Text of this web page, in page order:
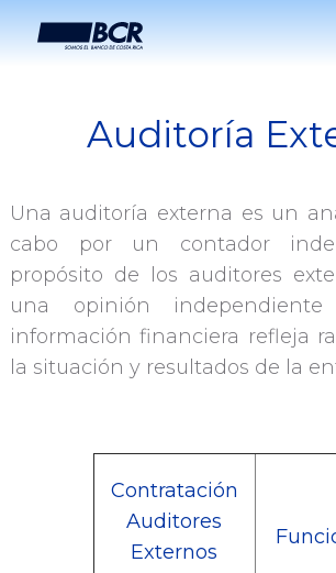
Auditoría
Auditoría
Una auditoría externa es un
cabo por un contador
propósito de los auditores
una opinión
información financiera refleja
la situación y resultados de la
Contratación
Auditores
Externos